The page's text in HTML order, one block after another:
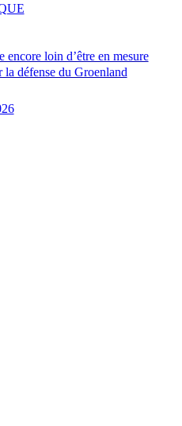
encore loin d’être en mesure
la défense du Groenland